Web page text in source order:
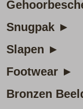
Snugpak ►
Slapen ►
Footwear ►
Bronzen